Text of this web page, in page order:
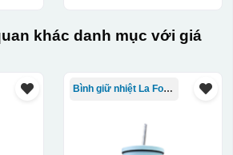
khác danh mục với giá
Bình giữ nhiệt La Fonte